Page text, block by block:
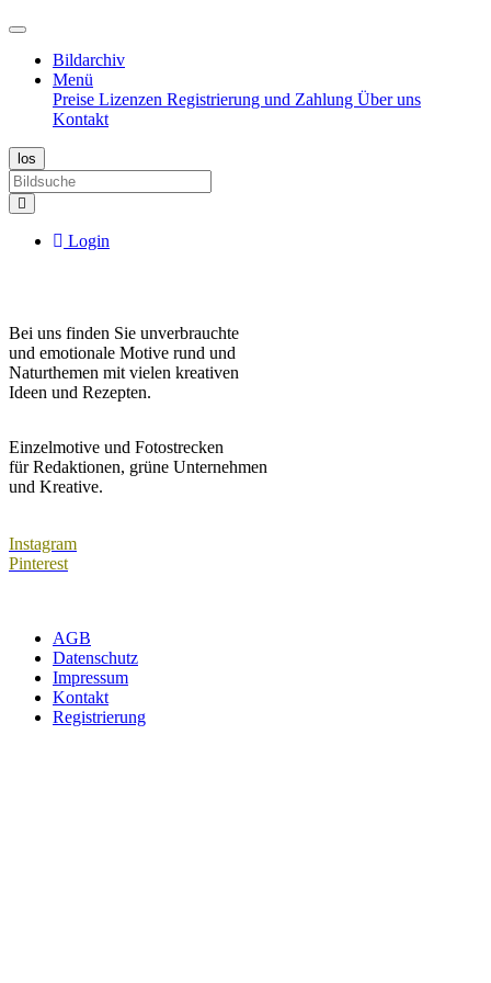
Bildarchiv
Menü
Preise Lizenzen Registrierung und Zahlung Über uns
Kontakt
Login
Bei uns finden Sie unverbrauchte
und emotionale Motive rund und
Naturthemen mit vielen kreativen
Ideen und Rezepten.
Einzelmotive und Fotostrecken
für Redaktionen, grüne Unternehmen
und Kreative.
Instagram
Pinterest
AGB
Datenschutz
Impressum
Kontakt
Registrierung